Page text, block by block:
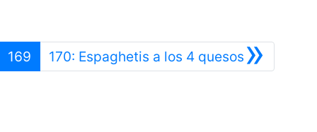
169 »
170: Espaghetis a los 4 quesos Siguiente